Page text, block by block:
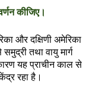
कीजिए।
और दक्षिणी अमेरिका
तथा वायु मार्ग
यह प्राचीन काल से
रहा है।